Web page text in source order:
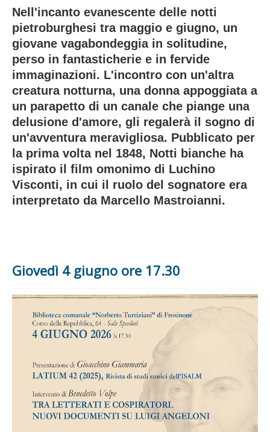
Nell'incanto evanescente delle notti
pietroburghesi tra maggio e giugno, un
giovane vagabondeggia in solitudine,
perso in fantasticherie e in fervide
immaginazioni. L'incontro con un'altra
creatura notturna, una donna appoggiata a
un parapetto di un canale che piange una
delusione d'amore, gli regalerà il sogno di
un'avventura meravigliosa. Pubblicato per
la prima volta nel 1848, Notti bianche ha
ispirato il film omonimo di Luchino
Visconti, in cui il ruolo del sognatore era
interpretato da Marcello Mastroianni.
Giovedì 4 giugno ore 17.30